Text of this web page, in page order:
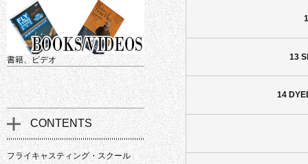
13
14
書籍、ビデオ
CONTENTS
フライキャスティング・スクール